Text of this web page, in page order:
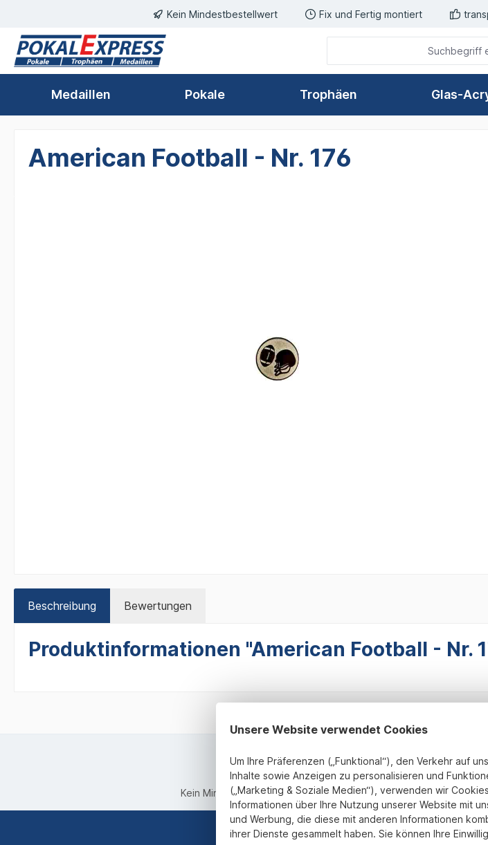
Zur Hauptnavigation springenKein Mindestbestellwert Fix und Fertig montiert
Medaillen Pokale Trophäen Glas-
American Football - Nr. 176
Beschreibung Bewertungen
Produktinformationen "American Football - Nr.
Kein Mindestbestellwert Fix und Fertig montiert
Unsere Website verwendet Cookies
Um Ihre Präferenzen („Funktional“), den Verkehr auf
Inhalte sowie Anzeigen zu personalisieren und
(„Marketing & Soziale Medien“), verwenden wir
Informationen über Ihre Nutzung unserer Website mit
und Werbung, die diese mit anderen Informationen
ihrer Dienste gesammelt haben. Sie können Ihre